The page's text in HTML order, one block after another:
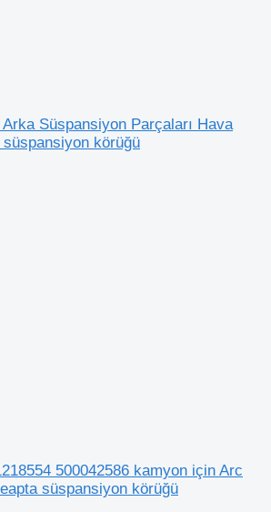
Süspansiyon Parçaları Hava
körüğü
500042586 kamyon için Arc
süspansiyon körüğü